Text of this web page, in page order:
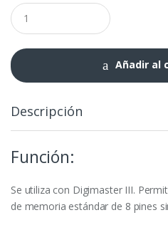
Adaptador
MEM-
ICP
cantidad
Añadir al
Descripción
Función:
Se utiliza con Digimaster III.
de memoria estándar de 8 pines